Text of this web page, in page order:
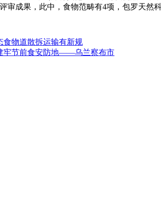
审成果，此中，食物范畴有4项，包罗天然
食物道散拆运输有新规
牢节前食安防地——乌兰察布市